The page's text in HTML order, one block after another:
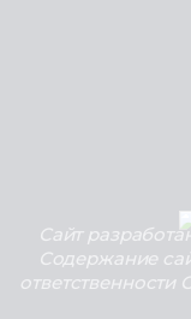
Сайт
Содержание
ответственности